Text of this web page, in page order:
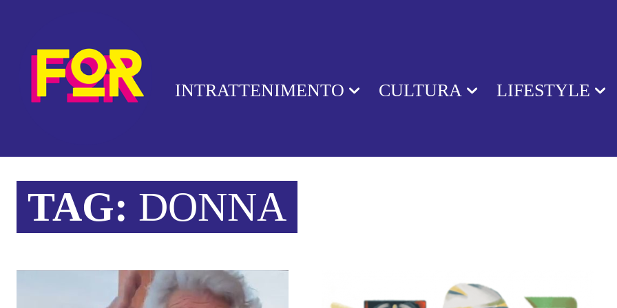
INTRATTENIMENTO CULTURA LIFESTYLE
TAG: DONNA